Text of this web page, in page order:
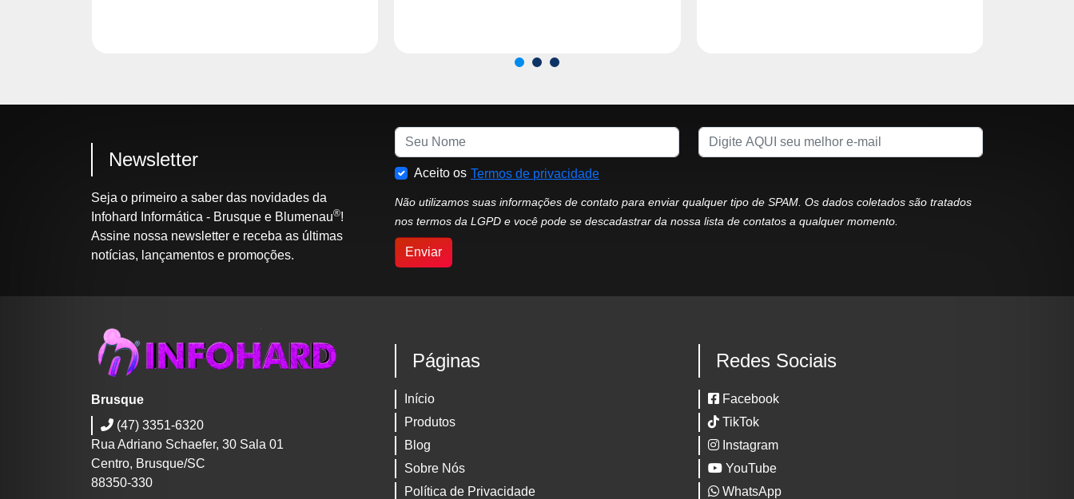
Newsletter
Seja o primeiro a saber das novidades da
Infohard Informática - Brusque e Blumenau®!
Assine nossa newsletter e receba as últimas
notícias, lançamentos e promoções.
Aceito os Termos de privacidade
Não utilizamos suas informações de contato para enviar qualquer tipo de SPAM. Os dados coletados são tratados
nos termos da LGPD e você pode se descadastrar da nossa lista de contatos a qualquer momento.
Enviar
Brusque
(47) 3351-6320
Rua Adriano Schaefer, 30 Sala 01
Centro, Brusque/SC
88350-330
Páginas
Início
Produtos
Blog
Sobre Nós
Política de Privacidade
Redes Sociais
Facebook
TikTok
Instagram
YouTube
WhatsApp